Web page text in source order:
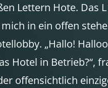
Lettern Hote. Das
in ein offen
„Hallo!
in Betrieb?“,
offensichtlich